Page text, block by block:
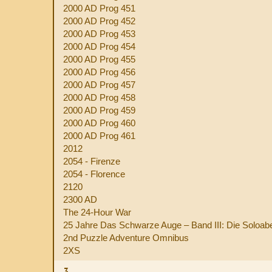
2000 AD Prog 451
2000 AD Prog 452
2000 AD Prog 453
2000 AD Prog 454
2000 AD Prog 455
2000 AD Prog 456
2000 AD Prog 457
2000 AD Prog 458
2000 AD Prog 459
2000 AD Prog 460
2000 AD Prog 461
2012
2054 - Firenze
2054 - Florence
2120
2300 AD
The 24-Hour War
25 Jahre Das Schwarze Auge – Band III: Die
2nd Puzzle Adventure Omnibus
2XS